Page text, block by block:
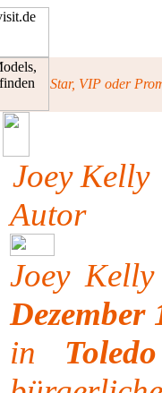
Star, VIP oder
Joey Kelly
Autor
Joey
Dezember
in